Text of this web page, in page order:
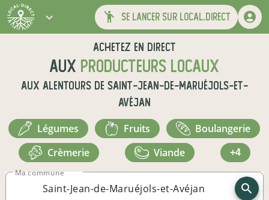
se lancer sur local.direct
Achetez en direct
aux producteurs locaux
aux alentours de Saint-Jean-de-Maruéjols-et-
Avéjan
légumes fruits
boulangerie
crèmerie
viande +4
Ma commune